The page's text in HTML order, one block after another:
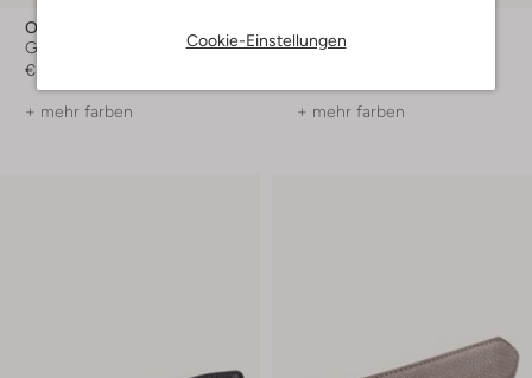
Cookie-Einstellungen
Officine Napoli
Gürtel
€ 59,99
+ mehr farben
Gürtel
+ mehr farben